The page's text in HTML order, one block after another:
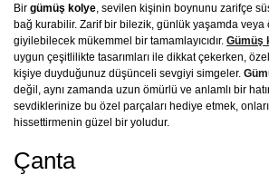
Bir gümüş kolye, sevilen kişinin boynunu zarifçe
bağ kurabilir. Zarif bir bilezik, günlük yaşamda veya
giyilebilecek mükemmel bir tamamlayıcıdır. Gümüş
uygun çeşitlilikte tasarımları ile dikkat çekerken,
kişiye duyduğunuz düşünceli sevgiyi simgeler.
değil, aynı zamanda uzun ömürlü ve anlamlı bir
sevdiklerinize bu özel parçaları hediye etmek, onları
hissettirmenin güzel bir yoludur.
Çanta